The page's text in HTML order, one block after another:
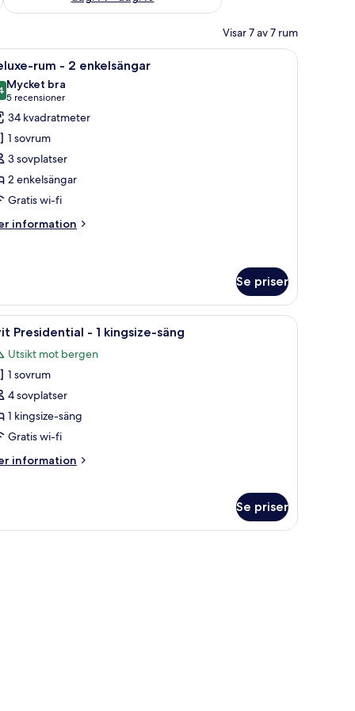
Visar 7 av 7 rum
en stol, ett litet bord och utsikt över ett bergigt landskap.
Ett hotellrum med två sängar, ett skrivbord,
4 rum - 2 enkelsängar
av 10
Mycket bra
5 recensioner
(5 recensioner)
34 kvadratmeter
1 sovrum
3 sovplatser
2 enkelsängar
Gratis wi-fi
information
Se priser
med lampor, en stol och ett litet bord med en lampa.
Ett hotellrum med en stor säng, två
6 Presidential - 1 kingsize-säng
Utsikt mot bergen
1 sovrum
4 sovplatser
1 kingsize-säng
Gratis wi-fi
information
Se priser
genom ett stort fönster.